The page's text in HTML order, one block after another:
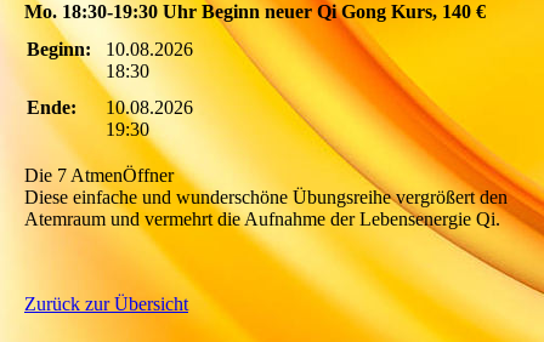
Mo. 18:30-19:30 Uhr Beginn neuer Qi Gong Kurs, 140 €
Beginn:
10.08.2026
18:30
Ende:
10.08.2026
19:30
Die 7 AtmenÖffner
Diese einfache und wunderschöne Übungsreihe vergrößert den
Atemraum und vermehrt die Aufnahme der Lebensenergie Qi.
Zurück zur Übersicht